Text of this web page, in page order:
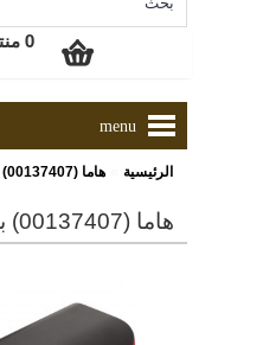
0 منتجات - 0.0
menu
الرئيسية هاما (00137407) بطارية شحن خارجية محمولة ذات سعة 10400 مللى أمبير ذات لون أسود/ أحمر